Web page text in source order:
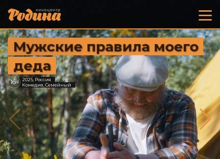
Мужские правила моего
деда
16+ 2025, Россия
Комедия, Семейный